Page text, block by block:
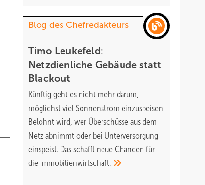
Blog des Chefredakteurs
Timo Leukefeld:
Netzdienliche Gebäude statt
Blackout
Künftig geht es nicht mehr darum,
möglichst viel Sonnenstrom einzuspeisen.
Belohnt wird, wer Überschüsse aus dem
Netz abnimmt oder bei Unterversorgung
einspeist. Das schafft neue Chancen für
die Immobilienwirtschaft.